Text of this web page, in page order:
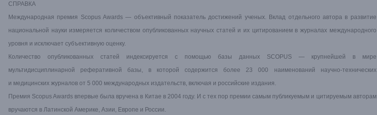
СПРАВКА
Международная премия Scopus Awards — объективный показатель достижений ученых. Вклад отдельного автора в развитие
национальной науки измеряется количеством опубликованных научных статей и их цитированием в журналах международного
уровня и исключает субъективную оценку.
Количество опубликованных статей индексируется с помощью базы данных SCOPUS— крупнейшей в мире
мультидисциплинарной реферативной базы, в которой содержится более 23 000 наименований научно-технических
и медицинских журналов от 5 000 международных издательств, включая и российские издания.
Премия Scopus Awards впервые была вручена в Китае в 2004 году. И с тех пор премии самым публикуемым и цитируемым авторам
вручаются в Латинской Америке, Азии, Европе и России.